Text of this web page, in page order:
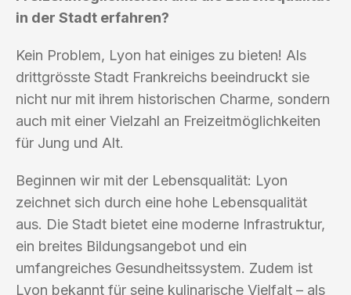
in der Stadt erfahren?
Kein Problem, Lyon hat einiges zu bieten! Als
drittgrösste Stadt Frankreichs beeindruckt sie
nicht nur mit ihrem historischen Charme, sondern
auch mit einer Vielzahl an Freizeitmöglichkeiten
für Jung und Alt.
Beginnen wir mit der Lebensqualität: Lyon
zeichnet sich durch eine hohe Lebensqualität
aus. Die Stadt bietet eine moderne Infrastruktur,
ein breites Bildungsangebot und ein
umfangreiches Gesundheitssystem. Zudem ist
Lyon bekannt für seine kulinarische Vielfalt – als